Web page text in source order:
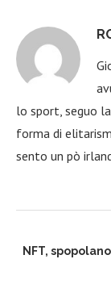
lo sport, seguo
forma di
sento un pò
NFT,